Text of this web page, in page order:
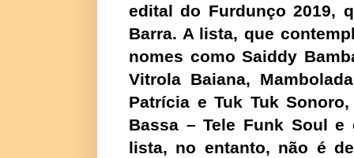
edital do Furdunço 2019,
Barra. A lista, que
nomes como Saiddy
Vitrola Baiana,
Patrícia e Tuk Tuk
Bassa – Tele Funk Soul e
lista, no entanto, não é